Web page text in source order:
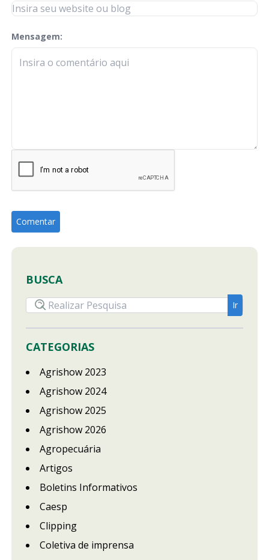
Mensagem:
check-terms
BUSCA
CATEGORIAS
Agrishow 2023
Agrishow 2024
Agrishow 2025
Agrishow 2026
Agropecuária
Artigos
Boletins Informativos
Caesp
Clipping
Coletiva de imprensa